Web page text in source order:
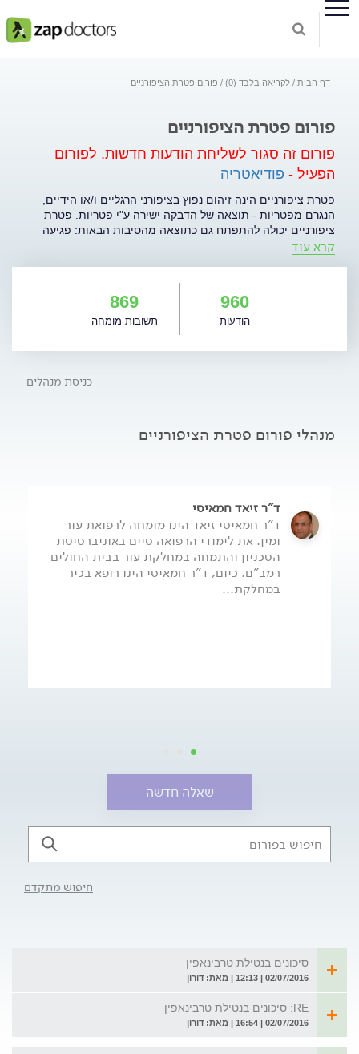
דף הבית לקריאה בלבד (0) פורום פטרת הציפורניים
פורום פטרת הציפורניים
פורום זה סגור לשליחת הודעות חדשות. לפורום
הפעיל - פודיאטריה
פטרת ציפורניים הינה זיהום נפוץ בציפורני הרגליים ו/או הידיים,
הנגרם מפטריות - תוצאה של הדבקה ישירה ע"י פטריות. פטרת
ציפורניים יכולה להתפתח גם כתוצאה מהסיבות הבאות: פגיעה
(טראומה) בציפורן, לחץ מכני על הציפורן על רקע של מחלות כמו
הגיל. זיהום בפטרת ציפורניים עלול להסב הן נזק אסתטי (סדקים,
התפוררות, שינויי צבע, התעבות בסיס הציפורן והציפורן והפרדות
הציפורן מבסיסה) והן נזק תפקודי (במקרים קשים יותר לכאב וחוסר
יכולת לבצע חלק ממטלות היומיום). נדיר שפטרת ציפורניים תחלוף
עלולה להחריף ואף להתפשט לציפורניים אחרות. כמו כן, עלול
קרא עוד
960
הודעות
869
תשובות מומחה
כניסת מנהלים
מנהלי פורום פטרת הציפורניים
ד"ר זיאד חמאיסי
ד"ר חמאיסי זיאד הינו מומחה לרפואת עור
ומין. את לימודי הרפואה סיים באוניברסיטת
הטכניון והתמחה במחלקת עור בבית החולים
רמב"ם. כיום, ד"ר חמאיסי הינו רופא בכיר
במחלקת...
שאלה חדשה
חיפוש מתקדם
סיכונים בנטילת טרבינאפין
02/07/2016 | 12:13 | מאת: דורון
RE: סיכונים בנטילת טרבינאפין
02/07/2016 | 16:54 | מאת: דורון